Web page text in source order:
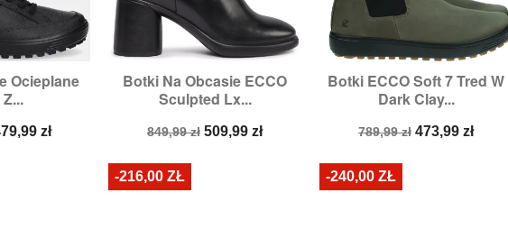
Ocieplane
zł
38,
Botki Na Obcasie ECCO
Sculpted Lx...
Cena
849,99 zł Cena
509,99 zł
Szybki podgląd
Rozmiary: 39,40
Botki ECCO Soft 7 Tred W
Dark Clay...
Cena
789,99 zł Cena
473,99 zł
Szybki podgląd
Rozmiary:41
-216,00 ZŁ -240,00 ZŁ